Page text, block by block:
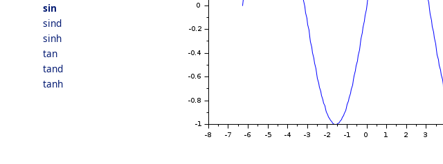
sin
sind
sinh
tan
tand
tanh